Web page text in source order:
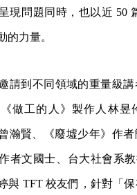
現問題同時，也以近 50
的力量。
請到不同領域的重量級
做工的人》製作人林昱
瀚賢、《廢墟少年》作者
者文國士、台大社會系
與 TFT 校友們，針對「保